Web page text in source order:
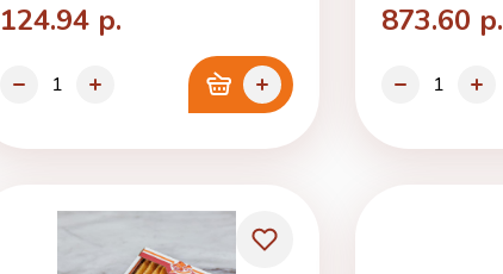
124.94 р. 873.60 р.